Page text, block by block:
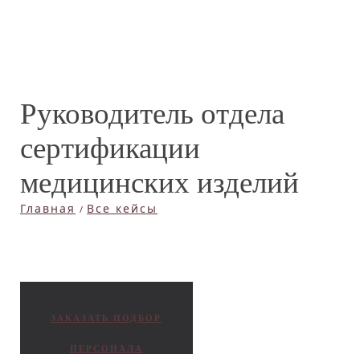
Руководитель отдела
сертификации
медицинских изделий
Главная Все кейсы
ЗАКАЗАТЬ ПОДБОР
ПЕРСОНАЛА